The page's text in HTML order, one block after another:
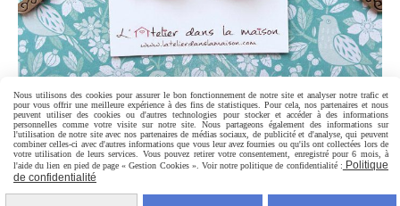
MARQUE PAGE EN FORME DE COEUR
10,00€
Nous utilisons des cookies pour assurer le bon fonctionnement de notre site et analyser notre trafic et
pour vous offrir une meilleure expérience à des fins de statistiques. Pour cela, nos partenaires et nous
peuvent utiliser des cookies ou d'autres technologies pour stocker et accéder à des informations
personnelles comme votre visite sur notre site. Nous partageons également des informations sur
l'utilisation de notre site avec nos partenaires de médias sociaux, de publicité et d'analyse, qui peuvent
combiner celles-ci avec d'autres informations que vous leur avez fournies ou qu'ils ont collectées lors de
votre utilisation de leurs services. Vous pouvez retirer votre consentement, enregistré pour 6 mois, à
l'aide du lien en pied de page « Gestion Cookies ». Voir notre politique de confidentialité : Politique
de confidentialité